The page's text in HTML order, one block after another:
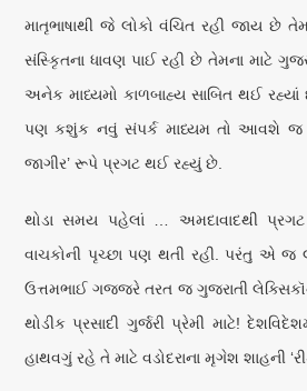
માતૃભાષાથી જે લોકો વંચિત રહી જાય છે
સંસ્કૃિતના ધાવણ પાઈ રહી છે તેમના માટે
અનેક માધ્યમો કાળબાહ્ય સાબિત થઈ
પણ કશુંક નવું સંપર્ક માધ્યમ તો આવશે
જાગીર’ રૂપે પ્રગટ થઈ રહ્યું છે.
થોડા સમય પહેલાં … અમદાવાદથી પ્રગટ
વાચકોની પૃચ્છા પણ થતી રહી. પરંતુ એ
ઉત્તમભાઈ ગજ્જરે તરત જ ગુજરાતી
થોડીક પ્રસાદી ગુર્જરી પ્રેમી માટે!
હાથવગું રહે તે માટે વડોદરાના મૃગેશ શાહની